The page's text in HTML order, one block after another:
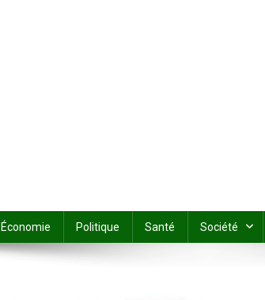
Économie Politique Santé Société